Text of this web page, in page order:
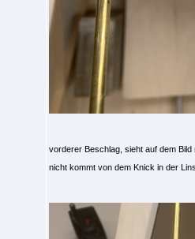
vorderer Beschlag, sieht auf dem
nicht kommt von dem Knick in der